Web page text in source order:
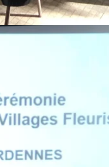
Potier, © ADTA
des prix